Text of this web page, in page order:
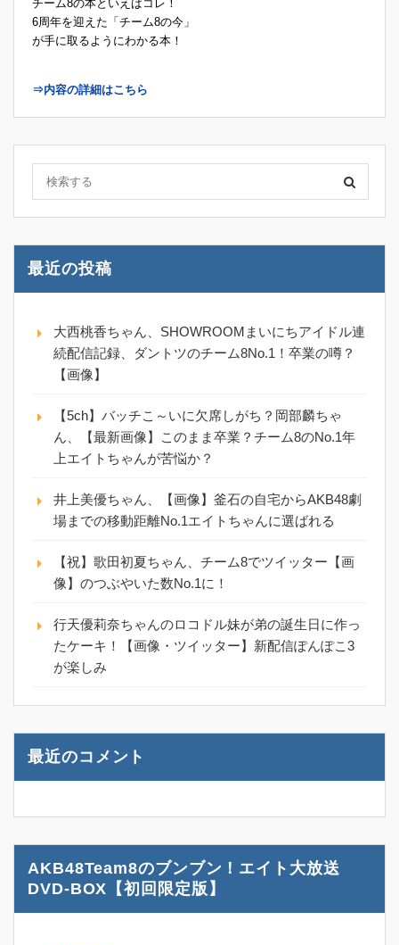
チーム8の本といえばコレ！
6周年を迎えた「チーム8の今」
が手に取るようにわかる本！
⇒内容の詳細はこちら
最近の投稿
大西桃香ちゃん、SHOWROOMまいにちアイドル連
続配信記録、ダントツのチーム8No.1！卒業の噂？
【画像】
【5ch】バッチこ～いに欠席しがち？岡部麟ちゃ
ん、【最新画像】このまま卒業？チーム8のNo.1年
上エイトちゃんが苦悩か？
井上美優ちゃん、【画像】釜石の自宅からAKB48劇
場までの移動距離No.1エイトちゃんに選ばれる
【祝】歌田初夏ちゃん、チーム8でツイッター【画
像】のつぶやいた数No.1に！
行天優莉奈ちゃんのロコドル妹が弟の誕生日に作っ
たケーキ！【画像・ツイッター】新配信ぽんぽこ3
が楽しみ
最近のコメント
AKB48Team8のブンブン！エイト大放送
DVD-BOX【初回限定版】